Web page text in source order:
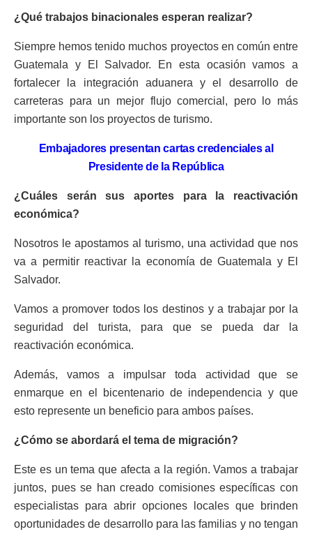
¿Qué trabajos binacionales esperan realizar?
Siempre hemos tenido muchos proyectos en común entre
Guatemala y El Salvador. En esta ocasión vamos a
fortalecer la integración aduanera y el desarrollo de
carreteras para un mejor flujo comercial, pero lo más
importante son los proyectos de turismo.
Embajadores presentan cartas credenciales al
Presidente de la República
¿Cuáles serán sus aportes para la reactivación
económica?
Nosotros le apostamos al turismo, una actividad que nos
va a permitir reactivar la economía de Guatemala y El
Salvador.
Vamos a promover todos los destinos y a trabajar por la
seguridad del turista, para que se pueda dar la
reactivación económica.
Además, vamos a impulsar toda actividad que se
enmarque en el bicentenario de independencia y que
esto represente un beneficio para ambos países.
¿Cómo se abordará el tema de migración?
Este es un tema que afecta a la región. Vamos a trabajar
juntos, pues se han creado comisiones específicas con
especialistas para abrir opciones locales que brinden
oportunidades de desarrollo para las familias y no tengan